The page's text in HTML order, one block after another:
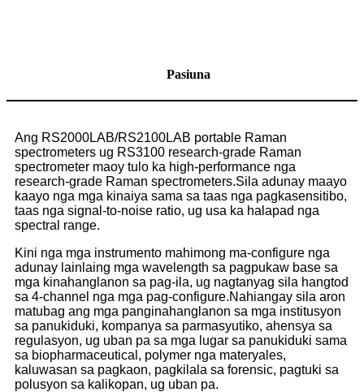
Pasiuna
Ang RS2000LAB/RS2100LAB portable Raman
spectrometers ug RS3100 research-grade Raman
spectrometer maoy tulo ka high-performance nga
research-grade Raman spectrometers.Sila adunay maayo
kaayo nga mga kinaiya sama sa taas nga pagkasensitibo,
taas nga signal-to-noise ratio, ug usa ka halapad nga
spectral range.
Kini nga mga instrumento mahimong ma-configure nga
adunay lainlaing mga wavelength sa pagpukaw base sa
mga kinahanglanon sa pag-ila, ug nagtanyag sila hangtod
sa 4-channel nga mga pag-configure.Nahiangay sila aron
matubag ang mga panginahanglanon sa mga institusyon
sa panukiduki, kompanya sa parmasyutiko, ahensya sa
regulasyon, ug uban pa sa mga lugar sa panukiduki sama
sa biopharmaceutical, polymer nga materyales,
kaluwasan sa pagkaon, pagkilala sa forensic, pagtuki sa
polusyon sa kalikopan, ug uban pa.